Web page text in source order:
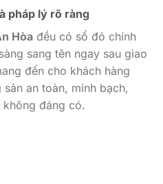
pháp lý rõ ràng
Hòa đều có sổ đỏ chính
sang tên ngay sau giao
đến cho khách hàng
an toàn, minh bạch,
đáng có.